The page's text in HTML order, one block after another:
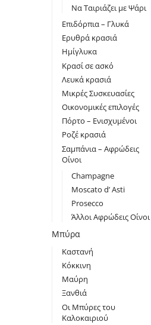
Να Ταιριάζει με Ψάρι
Επιδόρπια – Γλυκά
Ερυθρά κρασιά
Ημίγλυκα
Κρασί σε ασκό
Λευκά κρασιά
Μικρές Συσκευασίες
Οικονομικές επιλογές
Πόρτο – Ενισχυμένοι
Ροζέ κρασιά
Σαμπάνια – Αφρώδεις
Οίνοι
Champagne
Moscato d’ Asti
Prosecco
Άλλοι Αφρώδεις Οίνοι
Μπύρα
Καστανή
Κόκκινη
Μαύρη
Ξανθιά
Οι Μπύρες του
Καλοκαιριού